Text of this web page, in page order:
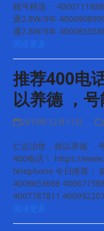
靓号精选：
通2.8W/3年
通2.8W/3年
阅读更多
推荐400电
以养德 ，
2019年12月11日
仁以治世，俭以养德 ，
400电话！ https://
telephone 今日推荐：
4008653666
4007787811
阅读更多